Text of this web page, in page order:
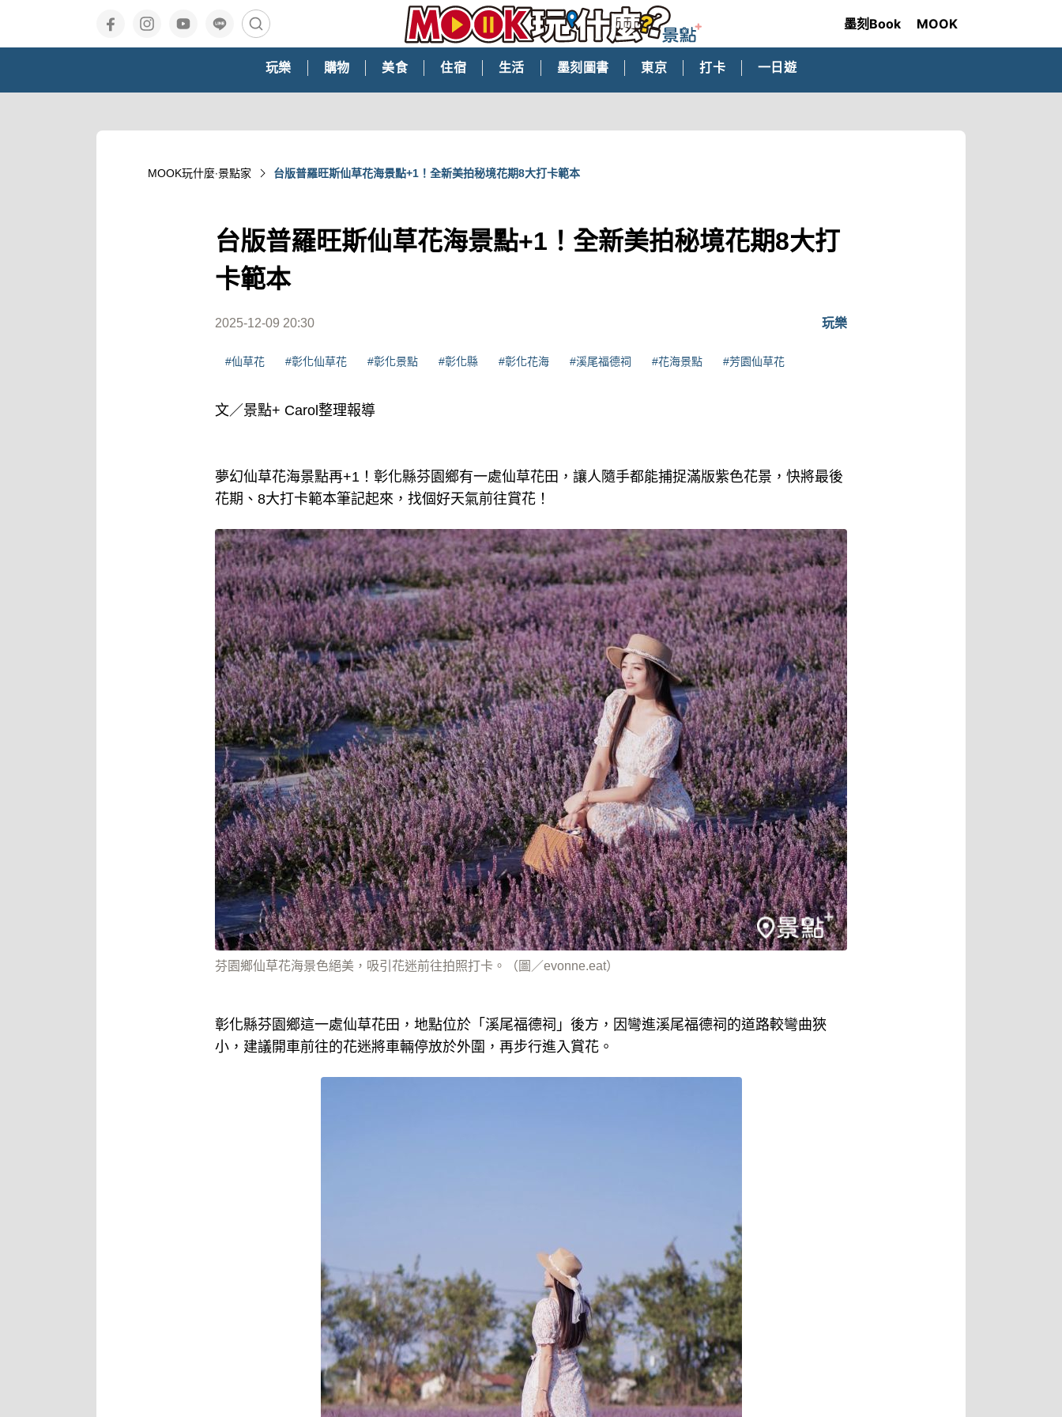
墨刻Book MOOK
玩樂 購物 美食 住宿 生活 墨刻圖書 東京 打卡 一日遊
MOOK玩什麼‧景點家 台版普羅旺斯仙草花海景點+1！全新美拍秘境花期8大打卡範本
台版普羅旺斯仙草花海景點+1！全新美拍秘境花期8大打
卡範本
2025-12-09 20:30 玩樂
#仙草花 #彰化仙草花 #彰化景點 #彰化縣 #彰化花海 #溪尾福德祠 #花海景點 #芳園仙草花
文／景點+ Carol整理報導
夢幻仙草花海景點再+1！彰化縣芬園鄉有一處仙草花田，讓人隨手都能捕捉滿版紫色花景，快將最後
花期、8大打卡範本筆記起來，找個好天氣前往賞花！
芬園鄉仙草花海景色絕美，吸引花迷前往拍照打卡。（圖／evonne.eat）
彰化縣芬園鄉這一處仙草花田，地點位於「溪尾福德祠」後方，因彎進溪尾福德祠的道路較彎曲狹
小，建議開車前往的花迷將車輛停放於外圍，再步行進入賞花。